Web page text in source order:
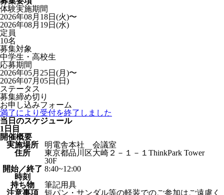
体験実施期間
2026年08月18日(火)〜
2026年08月19日(水)
定員
10名
募集対象
中学生・高校生
応募期間
2026年05月25日(月)〜
2026年07月05日(日)
ステータス
募集締め切り
お申し込みフォーム
満了により受付を終了しました
当日のスケジュール
1日目
開催概要
実施場所
明電舎本社 会議室
住所
東京都品川区大崎２－１－１ThinkPark Tower
30F
開始／終了
時刻
8:40~12:00
持ち物
筆記用具
注意事項
短パン・サンダル等の軽装でのご参加はご遠慮く